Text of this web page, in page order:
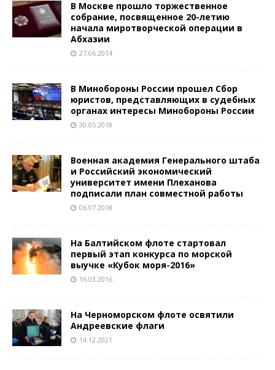
В Москве прошло торжественное
собрание, посвященное 20-летию
начала миротворческой операции в
Абхазии
27.06.2014
В Минобороны России прошел Сбор
юристов, представляющих в судебных
органах интересы Минобороны России
30.05.2018
Военная академия Генерального штаба
и Российский экономический
университет имени Плеханова
подписали план совместной работы
06.07.2018
На Балтийском флоте стартовал
первый этап конкурса по морской
выучке «Кубок моря-2016»
16.03.2016
На Черноморском флоте освятили
Андреевские флаги
14.12.2021